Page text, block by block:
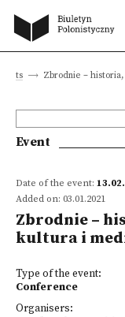
Zbrodnie –
Event
Date of the event:
Added on: 03.01.2021
Zbrodnie –
kultura i
Type of the event:
Conference
Organisers: